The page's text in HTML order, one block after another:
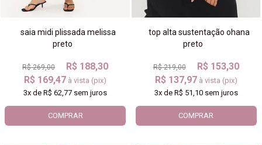
saia midi plissada melissa
preto
R$ 269,00
R$ 188,30
R$ 169,47 à vista (pix)
3x deR$ 62,77 sem juros
COMPRAR
top alta sustentação ohana
preto
R$ 219,00
R$ 153,30
R$ 137,97 à vista (pix)
3xde R$ 51,10sem juros
COMPRAR